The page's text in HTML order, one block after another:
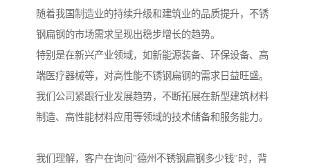
随着我国制造业的持续升级和建筑业的品质提升，不锈
钢扁钢的市场需求呈现出稳步增长的趋势。
特别是在新兴产业领域，如新能源装备、环保设备、高
端医疗器械等，对高性能不锈钢扁钢的需求日益旺盛。
我们公司紧跟行业发展趋势，不断拓展在新型建筑材料
制造、高性能材料应用等领域的技术储备和服务能力。
我们理解，客户在询问"德州不锈钢扁钢多少钱"时，背